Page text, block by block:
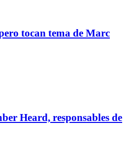
tocan tema de Marc
Heard, responsables de